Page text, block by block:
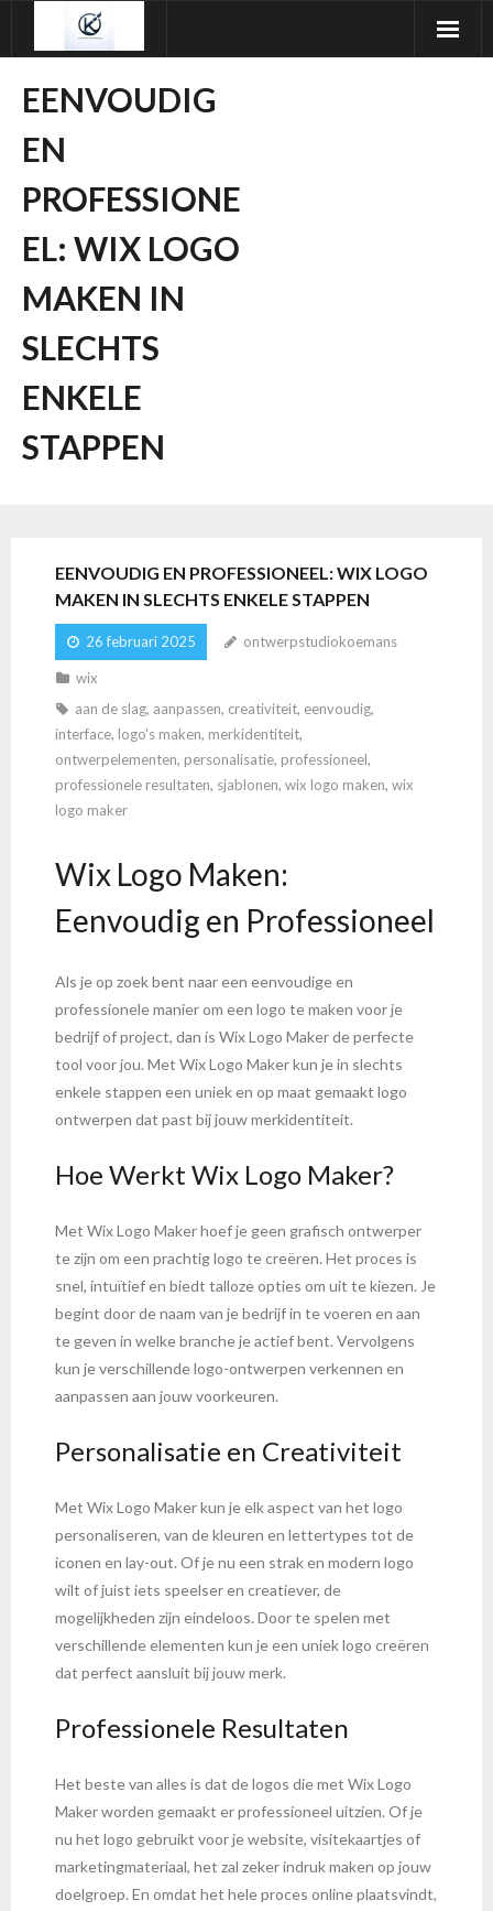
inhoudEENVOUDIG
EN
PROFESSIONE
EL: WIX LOGO
MAKEN IN
SLECHTS
ENKELE
STAPPEN
EENVOUDIG EN PROFESSIONEEL: WIX LOGO
MAKEN IN SLECHTS ENKELE STAPPEN
26 februari 2025 ontwerpstudiokoemans
wix
aan de slag, aanpassen, creativiteit, eenvoudig,
interface, logo's maken, merkidentiteit,
ontwerpelementen, personalisatie, professioneel,
professionele resultaten, sjablonen, wix logo maken, wix
logo maker
Wix Logo Maken:
Eenvoudig en Professioneel
Als je op zoek bent naar een eenvoudige en
professionele manier om een logo te maken voor je
bedrijf of project, dan is Wix Logo Maker de perfecte
tool voor jou. Met Wix Logo Maker kun je in slechts
enkele stappen een uniek en op maat gemaakt logo
ontwerpen dat past bij jouw merkidentiteit.
Hoe Werkt Wix Logo Maker?
Met Wix Logo Maker hoef je geen grafisch ontwerper
te zijn om een prachtig logo te creëren. Het proces is
snel, intuïtief en biedt talloze opties om uit te kiezen. Je
begint door de naam van je bedrijf in te voeren en aan
te geven in welke branche je actief bent. Vervolgens
kun je verschillende logo-ontwerpen verkennen en
aanpassen aan jouw voorkeuren.
Personalisatie en Creativiteit
Met Wix Logo Maker kun je elk aspect van het logo
personaliseren, van de kleuren en lettertypes tot de
iconen en lay-out. Of je nu een strak en modern logo
wilt of juist iets speelser en creatiever, de
mogelijkheden zijn eindeloos. Door te spelen met
verschillende elementen kun je een uniek logo creëren
dat perfect aansluit bij jouw merk.
Professionele Resultaten
Het beste van alles is dat de logos die met Wix Logo
Maker worden gemaakt er professioneel uitzien. Of je
nu het logo gebruikt voor je website, visitekaartjes of
marketingmateriaal, het zal zeker indruk maken op jouw
doelgroep. En omdat het hele proces online plaatsvindt,